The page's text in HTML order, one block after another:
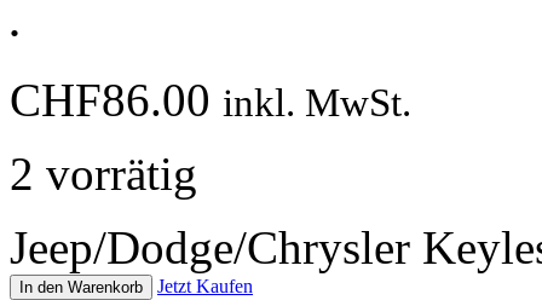
.
CHF86.00 inkl. MwSt.
2 vorrätig
Jeep/Dodge/Chrysler
In den Warenkorb Jetzt Kaufen